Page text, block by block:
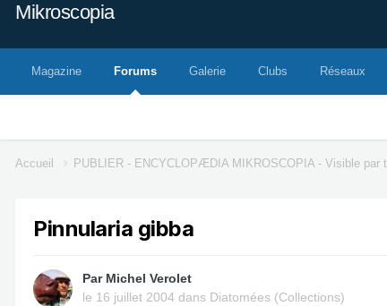
Mikroscopia
Magazine Forums Galerie Clubs Réseaux
Accueil PUBLIER - ENCYCLOPÆDIA MIKROSCOPIA - Visible par
Pinnularia gibba
Par Michel Verolet
le 16 juillet 2004 dans Diatomées (Collections)